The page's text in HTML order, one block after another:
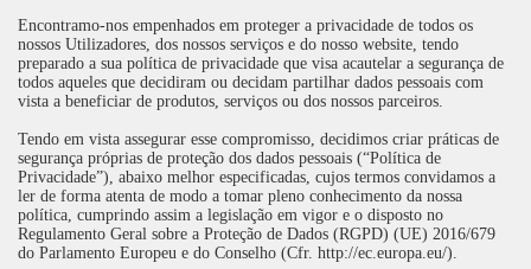
Encontramo-nos empenhados em proteger a privacidade de todos os
nossos Utilizadores, dos nossos serviços e do nosso website, tendo
preparado a sua política de privacidade que visa acautelar a segurança de
todos aqueles que decidiram ou decidam partilhar dados pessoais com
vista a beneficiar de produtos, serviços ou dos nossos parceiros.
Tendo em vista assegurar esse compromisso, decidimos criar práticas de
segurança próprias de proteção dos dados pessoais (“Política de
Privacidade”), abaixo melhor especificadas, cujos termos convidamos a
ler de forma atenta de modo a tomar pleno conhecimento da nossa
política, cumprindo assim a legislação em vigor e o disposto no
Regulamento Geral sobre a Proteção de Dados (RGPD) (UE) 2016/679
do Parlamento Europeu e do Conselho (Cfr. http://ec.europa.eu/).